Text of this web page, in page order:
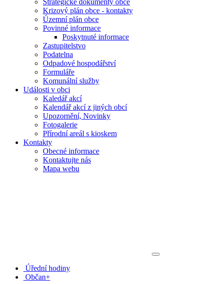
Strategické dokumenty obce
Krizový plán obce - kontakty
Územní plán obce
Povinné informace
Poskytnuté informace
Zastupitelstvo
Podatelna
Odpadové hospodářství
Formuláře
Komunální služby
Události v obci
Kaledář akcí
Kalendář akcí z jiných obcí
Upozornění, Novinky
Fotogalerie
Přírodní areál s kioskem
Kontakty
Obecné informace
Kontaktujte nás
Mapa webu
Úřední hodiny
Občan+